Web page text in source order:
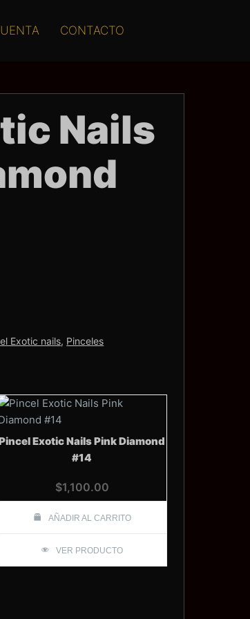
CONTACTO
Nails
Exotic nails, Pinceles
Exotic Nails Pink Diamond
#14
$1,100.00
AÑADIR AL CARRITO
VER PRODUCTO